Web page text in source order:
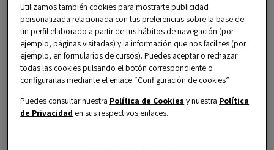
1 Promover un aprendizaje
sostenible
2 Fomentar la innovación
Utilizamos también cookies para mostrarte publicidad
personalizada relacionada con tus preferencias sobre la base de
un perfil elaborado a partir de tus hábitos de navegación (por
ejemplo, páginas visitadas) y la información que nos facilites (por
ejemplo, en formularios de cursos). Puedes aceptar o rechazar
todas las cookies pulsando el botón correspondiente o
configurarlas mediante el enlace “Configuración de cookies”.
Puedes consultar nuestra Política de Cookies y nuestra Política
de Privacidad en sus respectivos enlaces.